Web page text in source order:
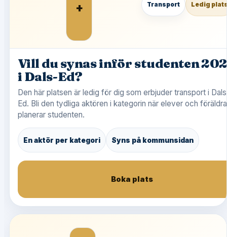
+ Transport Ledig
Vill du synas inför studenten
i Dals-Ed?
Den här platsen är ledig för dig som erbjuder transport i
Ed. Bli den tydliga aktören i kategorin när elever och
planerar studenten.
En aktör per kategori Syns på kommunsidan
Boka plats